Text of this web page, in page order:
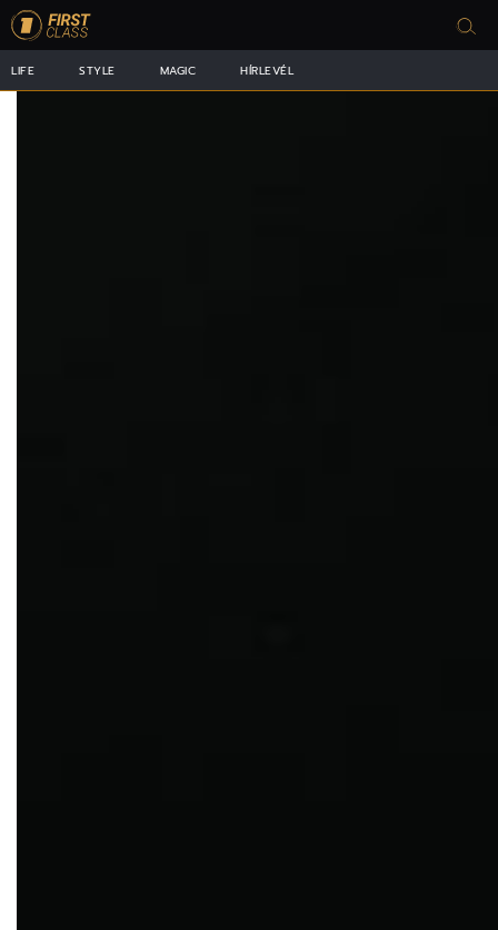
LIFE STYLE MAGIC HÍRLEVÉL